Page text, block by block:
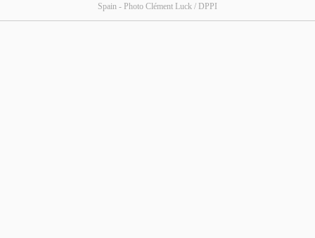
Spain - Photo Clément Luck / DPPI